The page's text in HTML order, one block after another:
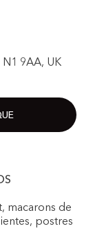
9AA, UK
macarons de
postres